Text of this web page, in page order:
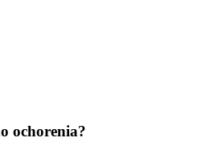
ochorenia?